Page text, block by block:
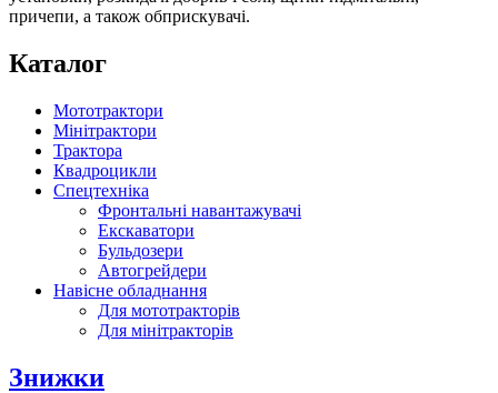
причепи, а також обприскувачі.
Каталог
Мототрактори
Мінітрактори
Трактора
Квадроцикли
Спецтехніка
Фронтальні навантажувачі
Екскаватори
Бульдозери
Автогрейдери
Навісне обладнання
Для мототракторів
Для мінітракторів
Знижки